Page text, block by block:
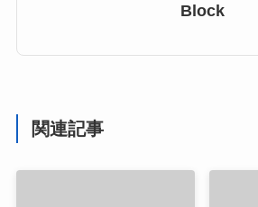
Block
関連記事